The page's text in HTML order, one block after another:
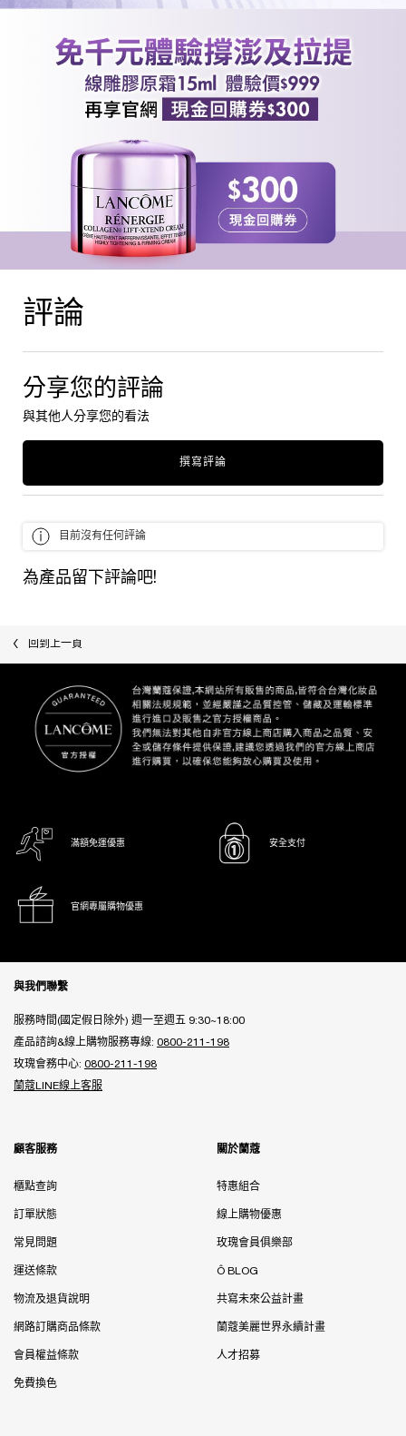
評論
分享您的評論
與其他人分享您的看法
撰寫評論
目前沒有任何評論
為產品留下評論吧!
回到上一頁
滿額免運優惠 安全支付
官網專屬購物優惠
與我們聯繫
服務時間(國定假日除外) 週一至週五 9:30~18:00
產品諮詢&線上購物服務專線: 0800-211-198
玫瑰會務中心: 0800-211-198
蘭蔻LINE線上客服
顧客服務
櫃點查詢
訂單狀態
常見問題
運送條款
物流及退貨說明
網路訂購商品條款
會員權益條款
免費換色
關於蘭蔻
特惠組合
線上購物優惠
玫瑰會員俱樂部
Ô BLOG
共寫未來公益計畫
蘭蔻美麗世界永續計畫
人才招募